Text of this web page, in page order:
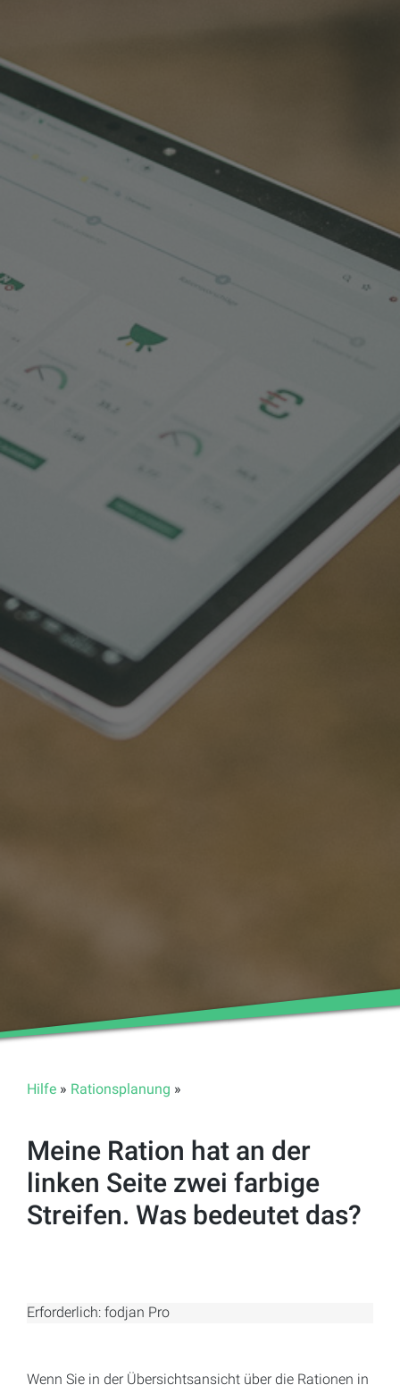
Hilfe » Rationsplanung »
Meine Ration hat an der
linken Seite zwei farbige
Streifen. Was bedeutet das?
Erforderlich: fodjan Pro
Wenn Sie in der Übersichtsansicht über die Rationen in